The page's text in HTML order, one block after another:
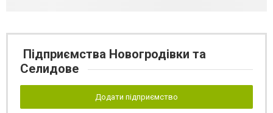
Підприємства Новогродівки та
Селидове
Додати підприємство